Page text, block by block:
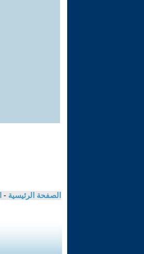
الصفحة الرئيسية -